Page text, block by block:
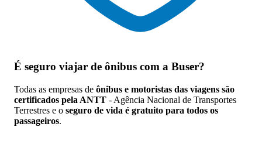
É seguro viajar de ônibus com a Buser?
Todas as empresas de ônibus e motoristas das viagens são
certificados pela ANTT - Agência Nacional de Transportes
Terrestres e o seguro de vida é gratuito para todos os
passageiros.